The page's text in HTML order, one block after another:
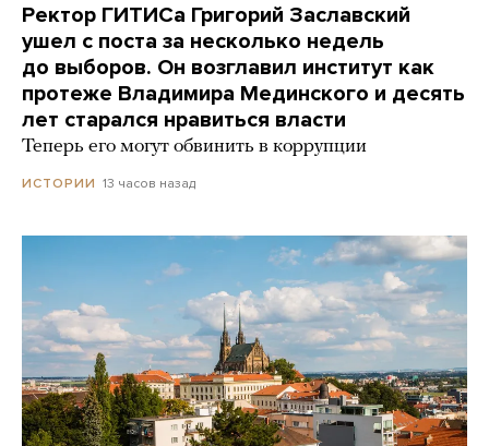
Ректор ГИТИСа Григорий Заславский
ушел с поста за несколько недель
до выборов. Он возглавил институт как
протеже Владимира Мединского и десять
лет старался нравиться власти
Теперь его могут обвинить в коррупции
ИСТОРИИ 13 часов назад